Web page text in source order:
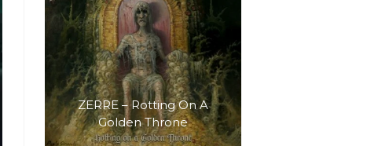
ZERRE – Rotting On A
Golden Throne